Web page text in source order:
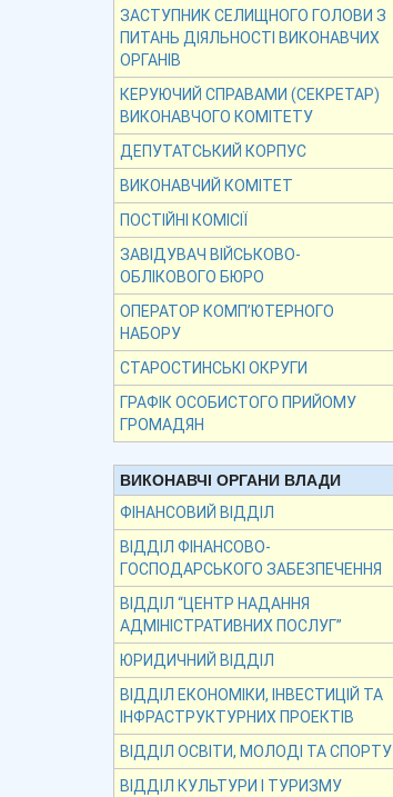
ЗАСТУПНИК СЕЛИЩНОГО ГОЛОВИ З
ПИТАНЬ ДІЯЛЬНОСТІ ВИКОНАВЧИХ
ОРГАНІВ
КЕРУЮЧИЙ СПРАВАМИ (СЕКРЕТАР)
ВИКОНАВЧОГО КОМІТЕТУ
ДЕПУТАТСЬКИЙ КОРПУС
ВИКОНАВЧИЙ КОМІТЕТ
ПОСТІЙНІ КОМІСІЇ
ЗАВІДУВАЧ ВІЙСЬКОВО-
ОБЛІКОВОГО БЮРО
ОПЕРАТОР КОМП’ЮТЕРНОГО
НАБОРУ
СТАРОСТИНСЬКІ ОКРУГИ
ГРАФІК ОСОБИСТОГО ПРИЙОМУ
ГРОМАДЯН
ВИКОНАВЧІ ОРГАНИ ВЛАДИ
ФІНАНСОВИЙ ВІДДІЛ
ВІДДІЛ ФІНАНСОВО-
ГОСПОДАРСЬКОГО ЗАБЕЗПЕЧЕННЯ
ВІДДІЛ “ЦЕНТР НАДАННЯ
АДМІНІСТРАТИВНИХ ПОСЛУГ”
ЮРИДИЧНИЙ ВІДДІЛ
ВІДДІЛ ЕКОНОМІКИ, ІНВЕСТИЦІЙ ТА
ІНФРАСТРУКТУРНИХ ПРОЕКТІВ
ВІДДІЛ ОСВІТИ, МОЛОДІ ТА СПОРТУ
ВІДДІЛ КУЛЬТУРИ І ТУРИЗМУ